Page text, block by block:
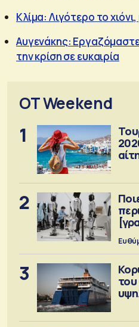
Κλίμα: Λιγότερο το
Αυγενάκης:
την κρίση σε ευκαιρία
OT Weekend
1
2
3